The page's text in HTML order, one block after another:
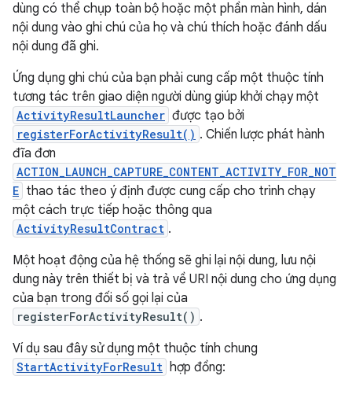
dùng có thể chụp toàn bộ hoặc một phần màn hình, dán
nội dung vào ghi chú của họ và chú thích hoặc đánh dấu
nội dung đã ghi.
Ứng dụng ghi chú của bạn phải cung cấp một thuộc tính
tương tác trên giao diện người dùng giúp khởi chạy một
ActivityResultLauncher được tạo bởi
registerForActivityResult() . Chiến lược phát hành
đĩa đơn
ACTION_LAUNCH_CAPTURE_CONTENT_ACTIVITY_FOR_NOT
E thao tác theo ý định được cung cấp cho trình chạy
một cách trực tiếp hoặc thông qua
ActivityResultContract .
Một hoạt động của hệ thống sẽ ghi lại nội dung, lưu nội
dung này trên thiết bị và trả về URI nội dung cho ứng dụng
của bạn trong đối số gọi lại của
registerForActivityResult() .
Ví dụ sau đây sử dụng một thuộc tính chung
StartActivityForResult hợp đồng: